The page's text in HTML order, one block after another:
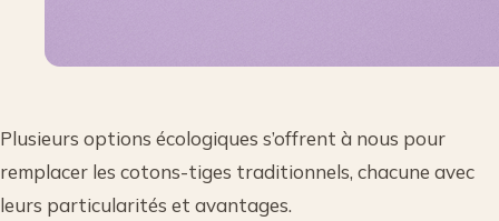
Plusieurs options écologiques s’offrent à nous pour
remplacer les cotons-tiges traditionnels, chacune avec
leurs particularités et avantages.